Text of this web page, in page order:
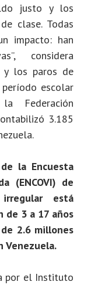
justo y los
clase. Todas
impacto: han
considera
y los paros de
escolar
Federación
3.185
la Encuesta
(ENCOVI) de
está
de 3 a 17 años
2.6 millones
Venezuela.
por el Instituto